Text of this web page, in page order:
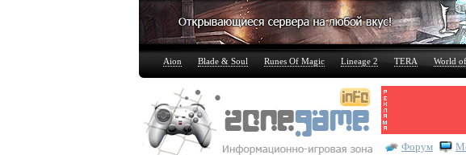
Aion Blade & Soul Runes Of Magic Lineage 2 TERA World
Форум